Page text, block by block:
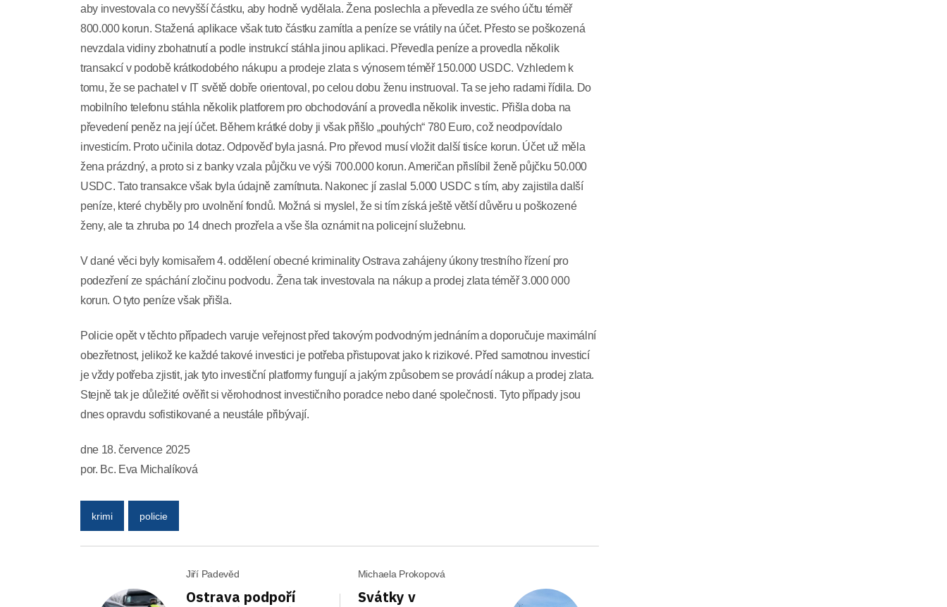
aby investovala co nevyšší částku, aby hodně vydělala. Žena poslechla a převedla ze svého účtu téměř
800.000 korun. Stažená aplikace však tuto částku zamítla a peníze se vrátily na účet. Přesto se poškozená
nevzdala vidiny zbohatnutí a podle instrukcí stáhla jinou aplikaci. Převedla peníze a provedla několik
transakcí v podobě krátkodobého nákupu a prodeje zlata s výnosem téměř 150.000 USDC. Vzhledem k
tomu, že se pachatel v IT světě dobře orientoval, po celou dobu ženu instruoval. Ta se jeho radami řídila. Do
mobilního telefonu stáhla několik platforem pro obchodování a provedla několik investic. Přišla doba na
převedení peněz na její účet. Během krátké doby ji však přišlo „pouhých“ 780 Euro, což neodpovídalo
investicím. Proto učinila dotaz. Odpověď byla jasná. Pro převod musí vložit další tisíce korun. Účet už měla
žena prázdný, a proto si z banky vzala půjčku ve výši 700.000 korun. Američan přislíbil ženě půjčku 50.000
USDC. Tato transakce však byla údajně zamítnuta. Nakonec jí zaslal 5.000 USDC s tím, aby zajistila další
peníze, které chyběly pro uvolnění fondů. Možná si myslel, že si tím získá ještě větší důvěru u poškozené
ženy, ale ta zhruba po 14 dnech prozřela a vše šla oznámit na policejní služebnu.
V dané věci byly komisařem 4. oddělení obecné kriminality Ostrava zahájeny úkony trestního řízení pro
podezření ze spáchání zločinu podvodu. Žena tak investovala na nákup a prodej zlata téměř 3.000 000
korun. O tyto peníze však přišla.
Policie opět v těchto případech varuje veřejnost před takovým podvodným jednáním a doporučuje maximální
obezřetnost, jelikož ke každé takové investici je potřeba přistupovat jako k rizikové. Před samotnou investicí
je vždy potřeba zjistit, jak tyto investiční platformy fungují a jakým způsobem se provádí nákup a prodej zlata.
Stejně tak je důležité ověřit si věrohodnost investičního poradce nebo dané společnosti. Tyto případy jsou
dnes opravdu sofistikované a neustále přibývají.
dne 18. července 2025
por. Bc. Eva Michalíková
krimi policie
Jiří Padevěd
Ostrava podpoří
Michaela Prokopová
Svátky v